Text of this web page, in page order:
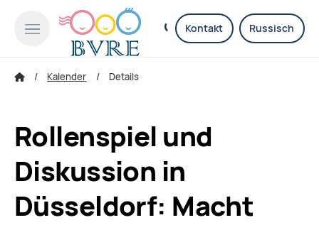
Kontakt Russisch
Kalender Details
Rollenspiel und
Diskussion in
Düsseldorf: Macht